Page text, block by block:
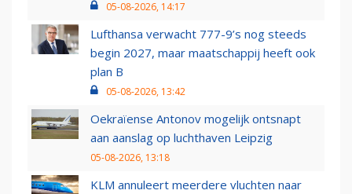
05-08-2026, 14:17
Lufthansa verwacht 777-9’s nog steeds
begin 2027, maar maatschappij heeft ook
plan B
05-08-2026, 13:42
Oekraïense Antonov mogelijk ontsnapt
aan aanslag op luchthaven Leipzig
05-08-2026, 13:18
KLM annuleert meerdere vluchten naar